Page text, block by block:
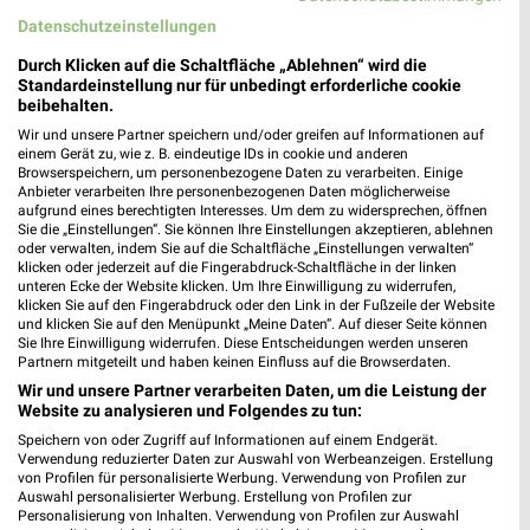
24,1 km
Sommer Knaller
Noch morgen gültig
1,1 km
Noch morgen gültig
Lidl toom Baumarkt
Datenschutzeinstellungen
Durch Klicken auf die Schaltfläche „Ablehnen“ wird die
Standardeinstellung nur für unbedingt erforderliche cookie
beibehalten.
Wir und unsere Partner speichern und/oder greifen auf Informationen auf
einem Gerät zu, wie z. B. eindeutige IDs in cookie und anderen
Browserspeichern, um personenbezogene Daten zu verarbeiten. Einige
Anbieter verarbeiten Ihre personenbezogenen Daten möglicherweise
aufgrund eines berechtigten Interesses. Um dem zu widersprechen, öffnen
Sie die „Einstellungen“. Sie können Ihre Einstellungen akzeptieren, ablehnen
oder verwalten, indem Sie auf die Schaltfläche „Einstellungen verwalten“
klicken oder jederzeit auf die Fingerabdruck-Schaltfläche in der linken
unteren Ecke der Website klicken. Um Ihre Einwilligung zu widerrufen,
klicken Sie auf den Fingerabdruck oder den Link in der Fußzeile der Website
und klicken Sie auf den Menüpunkt „Meine Daten“. Auf dieser Seite können
Sie Ihre Einwilligung widerrufen. Diese Entscheidungen werden unseren
Partnern mitgeteilt und haben keinen Einfluss auf die Browserdaten.
Wir und unsere Partner verarbeiten Daten, um die Leistung der
Website zu analysieren und Folgendes zu tun:
Speichern von oder Zugriff auf Informationen auf einem Endgerät.
Verwendung reduzierter Daten zur Auswahl von Werbeanzeigen. Erstellung
von Profilen für personalisierte Werbung. Verwendung von Profilen zur
Auswahl personalisierter Werbung. Erstellung von Profilen zur
Personalisierung von Inhalten. Verwendung von Profilen zur Auswahl